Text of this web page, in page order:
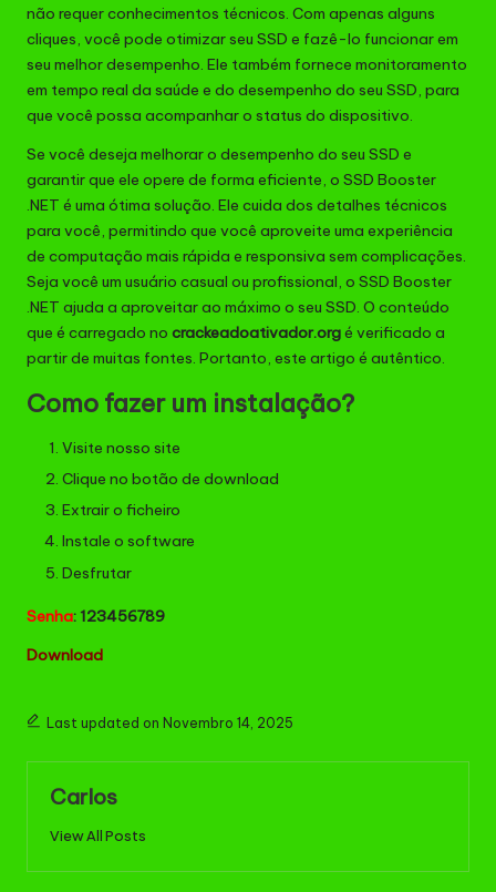
não requer conhecimentos técnicos. Com apenas alguns
cliques, você pode otimizar seu SSD e fazê-lo funcionar em
seu melhor desempenho. Ele também fornece monitoramento
em tempo real da saúde e do desempenho do seu SSD, para
que você possa acompanhar o status do dispositivo.
Se você deseja melhorar o desempenho do seu SSD e
garantir que ele opere de forma eficiente, o SSD Booster
.NET é uma ótima solução. Ele cuida dos detalhes técnicos
para você, permitindo que você aproveite uma experiência
de computação mais rápida e responsiva sem complicações.
Seja você um usuário casual ou profissional, o SSD Booster
.NET ajuda a aproveitar ao máximo o seu SSD. O conteúdo
que é carregado no crackeadoativador.orgé verificado a
partir de muitas fontes. Portanto, este artigo é autêntico.
Como fazer um instalação?
Visite nosso site
Clique no botão de download
Extrair o ficheiro
Instale o software
Desfrutar
Senha: 123456789
Download
Last updated on Novembro 14, 2025
Carlos
View All Posts